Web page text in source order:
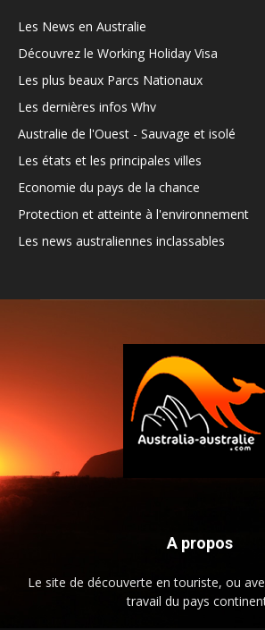
Les News en Australie
Découvrez le Working Holiday Visa
Les plus beaux Parcs Nationaux
Les dernières infos Whv
Australie de l'Ouest - Sauvage et isolé
Les états et les principales villes
Economie du pays de la chance
Protection et atteinte à l'environnement
Les news australiennes inclassables
A propos
Le site de découverte en touriste, ou
travail du pays